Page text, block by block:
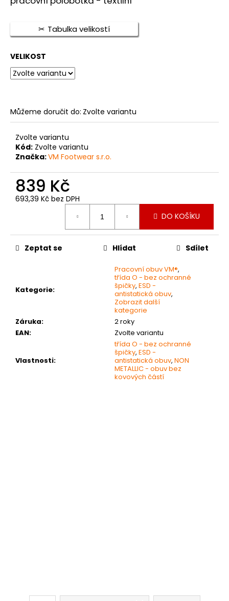
hvězdiček.
Tabulka velikostí
VELIKOST
Můžeme doručit do: Zvolte variantu
Zvolte variantu
Kód: Zvolte variantu
Značka:VM Footwear s.r.o.
839 Kč
693,39 Kč bez DPH
DO KOŠÍKU
Kategorie:
Pracovní obuv VM®,
třída O - bez ochranné
špičky, ESD -
antistatická obuv,
Zobrazit další
kategorie
Záruka:
2 roky
EAN: Zvolte variantu
Vlastnosti:
třída O - bez ochranné
špičky, ESD -
antistatická obuv, NON
METALLIC - obuv bez
kovových částí
Zeptat se Hlídat Sdílet
í
t
?
D
o
p
o
č
u
e
BAMBUSOVÉ
PONOŽKY